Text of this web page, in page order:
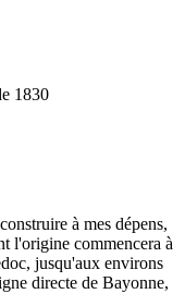
1830
à mes dépens,
l'origine commencera à
jusqu'aux environs
directe de Bayonne,